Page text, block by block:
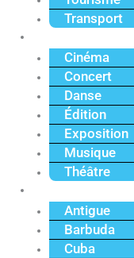
Transport
Cinéma
Concert
Danse
Édition
Exposition
Musique
Théâtre
Antigue
Barbuda
Cuba